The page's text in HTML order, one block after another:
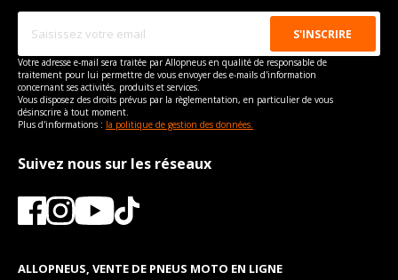
Votre adresse e-mail sera traitée par Allopneus en qualité de responsable de
traitement pour lui permettre de vous envoyer des e-mails d'information
concernant ses activités, produits et services.
Vous disposez des droits prévus par la règlementation, en particulier de vous
désinscrire à tout moment.
Plus d'informations : la politique de gestion des données.
Suivez nous sur les réseaux
ALLOPNEUS, VENTE DE PNEUS MOTO EN LIGNE